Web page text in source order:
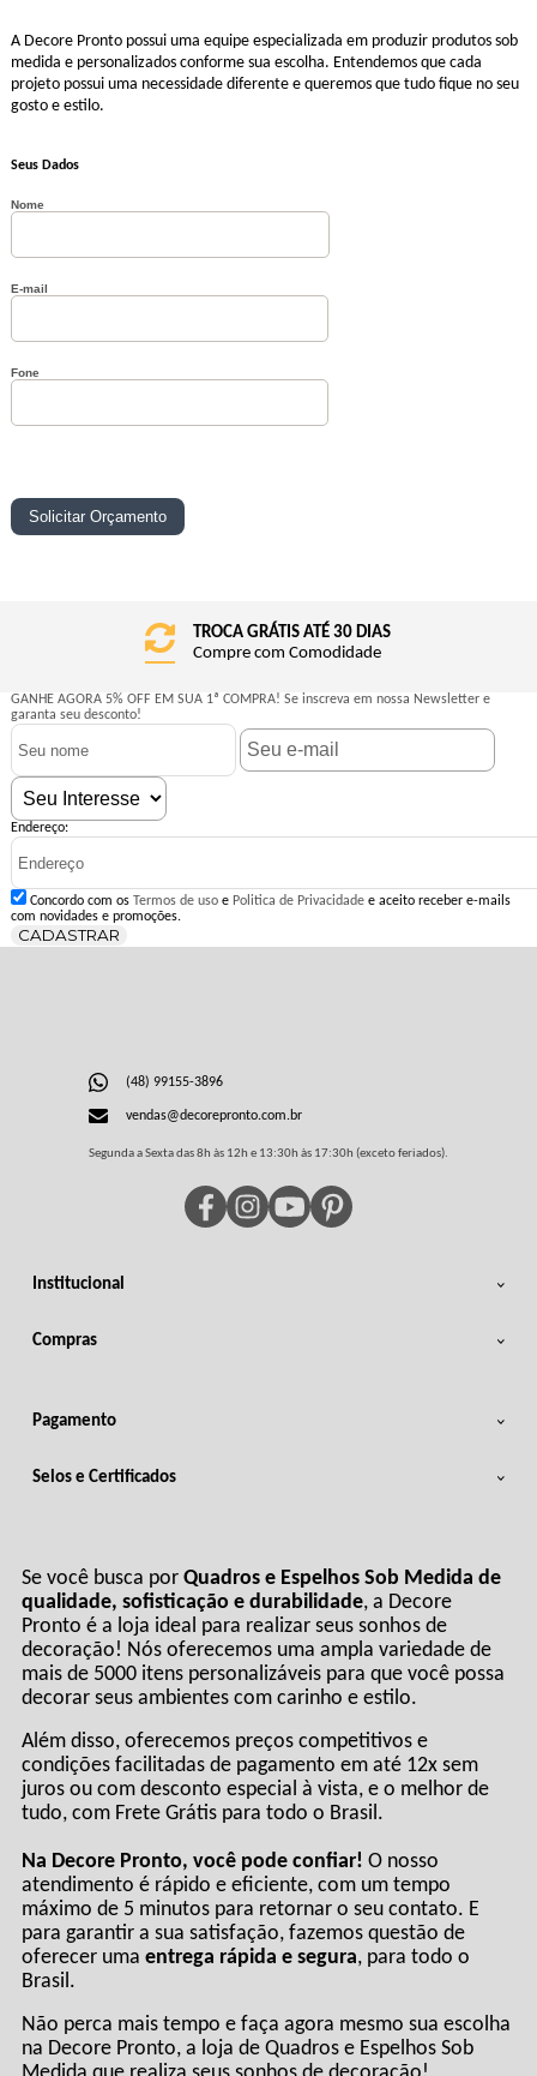
A Decore Pronto possui uma equipe especializada em produzir produtos sob
medida e personalizados conforme sua escolha. Entendemos que cada
projeto possui uma necessidade diferente e queremos que tudo fique no seu
gosto e estilo.
Seus Dados
Nome
E-mail
Fone
TROCA GRÁTIS ATÉ 30 DIAS
Compre com Comodidade
GANHE AGORA 5% OFF EM SUA 1ª COMPRA! Se inscreva em nossa Newsletter e
garanta seu desconto!
Endereço:
Concordo com os Termos de usoe Politica de Privacidadee aceito receber e-mails
com novidades e promoções.
CADASTRAR
Institucional
Compras
(48) 99155-3896
vendas@decorepronto.com.br
Segunda a Sexta das 8h às 12h e 13:30h às 17:30h (exceto feriados).
Pagamento
Selos e Certificados
Se você busca por Quadros e Espelhos Sob Medida de
qualidade, sofisticação e durabilidade, a Decore
Pronto é a loja ideal para realizar seus sonhos de
decoração! Nós oferecemos uma ampla variedade de
mais de 5000 itens personalizáveis para que você possa
decorar seus ambientes com carinho e estilo.
Além disso, oferecemos preços competitivos e
condições facilitadas de pagamento em até 12x sem
juros ou com desconto especial à vista, e o melhor de
tudo, com Frete Grátis para todo o Brasil.
Na Decore Pronto, você pode confiar! O nosso
atendimento é rápido e eficiente, com um tempo
máximo de 5 minutos para retornar o seu contato. E
para garantir a sua satisfação, fazemos questão de
oferecer uma entrega rápida e segura, para todo o
Brasil.
Não perca mais tempo e faça agora mesmo sua escolha
na Decore Pronto, a loja de Quadros e Espelhos Sob